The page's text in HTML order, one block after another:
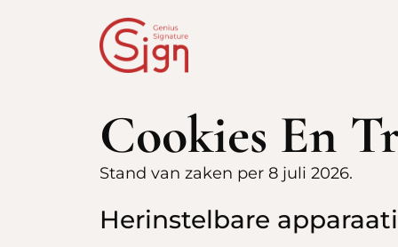
Cookies En
Stand van zaken per 8 juli 2026.
Herinstelbare